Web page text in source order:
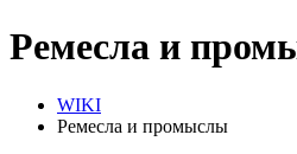
Ремесла и
WIKI
Ремесла и промыслы